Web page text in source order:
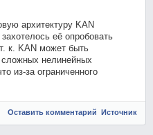
архитектуру KAN
её опробовать
к. KAN может быть
нелинейных
из‑за ограниченного
Оставить комментарий Источник